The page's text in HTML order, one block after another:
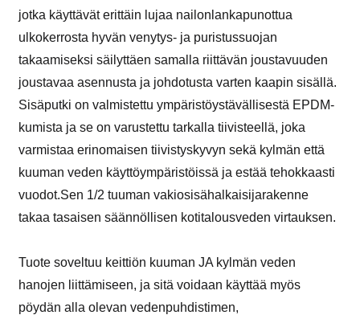
jotka käyttävät erittäin lujaa nailonlankapunottua
ulkokerrosta hyvän venytys- ja puristussuojan
takaamiseksi säilyttäen samalla riittävän joustavuuden
joustavaa asennusta ja johdotusta varten kaapin sisällä.
Sisäputki on valmistettu ympäristöystävällisestä EPDM-
kumista ja se on varustettu tarkalla tiivisteellä, joka
varmistaa erinomaisen tiivistyskyvyn sekä kylmän että
kuuman veden käyttöympäristöissä ja estää tehokkaasti
vuodot.Sen 1/2 tuuman vakiosisähalkaisijarakenne
takaa tasaisen säännöllisen kotitalousveden virtauksen.
Tuote soveltuu keittiön kuuman JA kylmän veden
hanojen liittämiseen, ja sitä voidaan käyttää myös
pöydän alla olevan vedenpuhdistimen,